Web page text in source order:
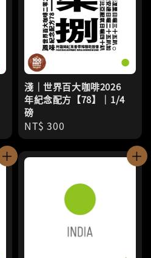
淺｜世界百大咖啡2026
年紀念配方【78】｜1/4
磅
Regular
price
NT$ 300